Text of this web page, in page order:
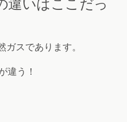
違いはここだっ
ガスであります。
違う！